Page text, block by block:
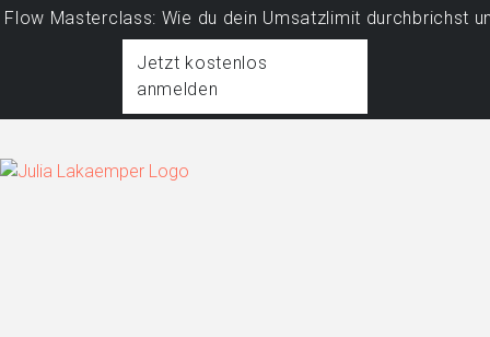
Masterclass: Wie du dein Umsatzlimit durchbrichst
Jetzt kostenlos
anmelden